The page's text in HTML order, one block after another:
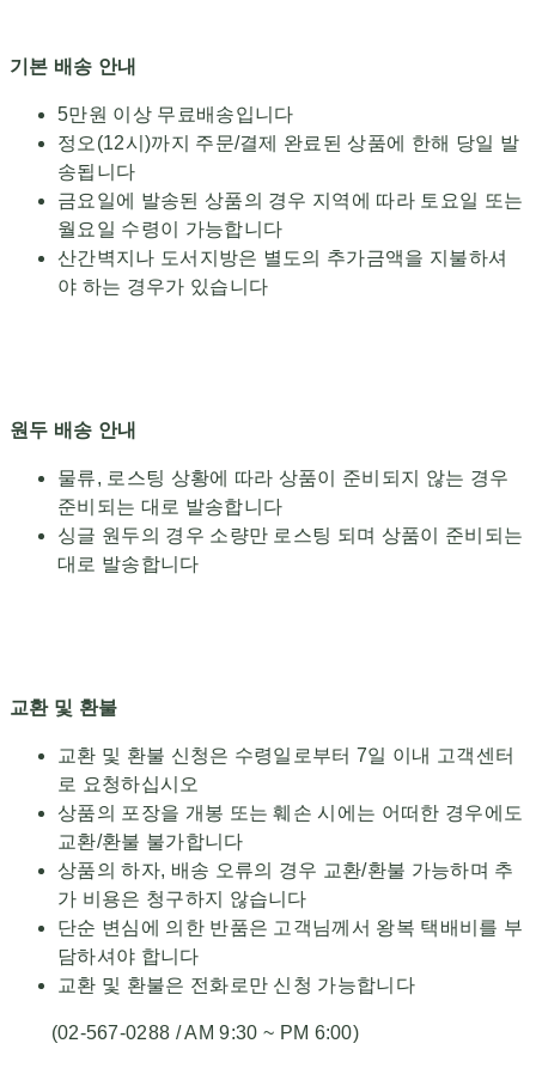
기본 배송 안내
5만원 이상 무료배송입니다
정오(12시)까지 주문/결제 완료된 상품에 한해 당일 발
송됩니다
금요일에 발송된 상품의 경우 지역에 따라 토요일 또는
월요일 수령이 가능합니다
산간벽지나 도서지방은 별도의 추가금액을 지불하셔
야 하는 경우가 있습니다
원두 배송 안내
물류, 로스팅 상황에 따라 상품이 준비되지 않는 경우
준비되는 대로 발송합니다
싱글 원두의 경우 소량만 로스팅 되며 상품이 준비되는
대로 발송합니다
교환 및 환불
교환 및 환불 신청은 수령일로부터 7일 이내 고객센터
로 요청하십시오
상품의 포장을 개봉 또는 훼손 시에는 어떠한 경우에도
교환/환불 불가합니다
상품의 하자, 배송 오류의 경우 교환/환불 가능하며 추
가 비용은 청구하지 않습니다
단순 변심에 의한 반품은 고객님께서 왕복 택배비를 부
담하셔야 합니다
교환 및 환불은 전화로만 신청 가능합니다
(02-567-0288 / AM 9:30 ~ PM 6:00)